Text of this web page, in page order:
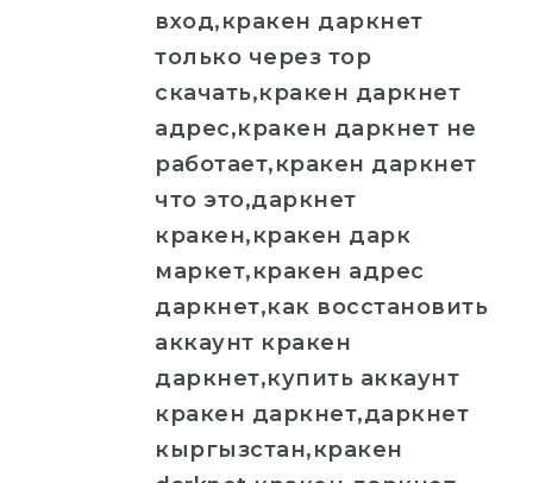
вход,кракен даркнет
только через тор
скачать,кракен даркнет
адрес,кракен даркнет не
работает,кракен даркнет
что это,даркнет
кракен,кракен дарк
маркет,кракен адрес
даркнет,как восстановить
аккаунт кракен
даркнет,купить аккаунт
кракен даркнет,даркнет
кыргызстан,кракен